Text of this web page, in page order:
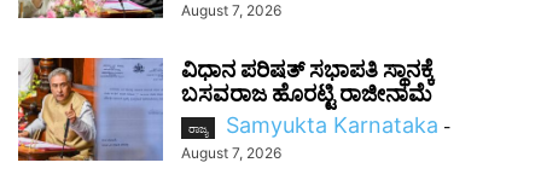
August 7, 2026
ವಿಧಾನ ಪರಿಷತ್ ಸಭಾಪತಿ ಸ್ಥಾನಕ್ಕೆ
ಬಸವರಾಜ ಹೊರಟ್ಟಿ ರಾಜೀನಾಮೆ
ರಾಜ್ಯ Samyukta Karnataka -
August 7, 2026